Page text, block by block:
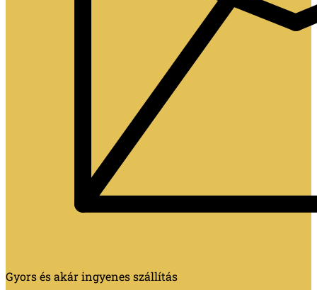
Gyors és akár ingyenes szállítás